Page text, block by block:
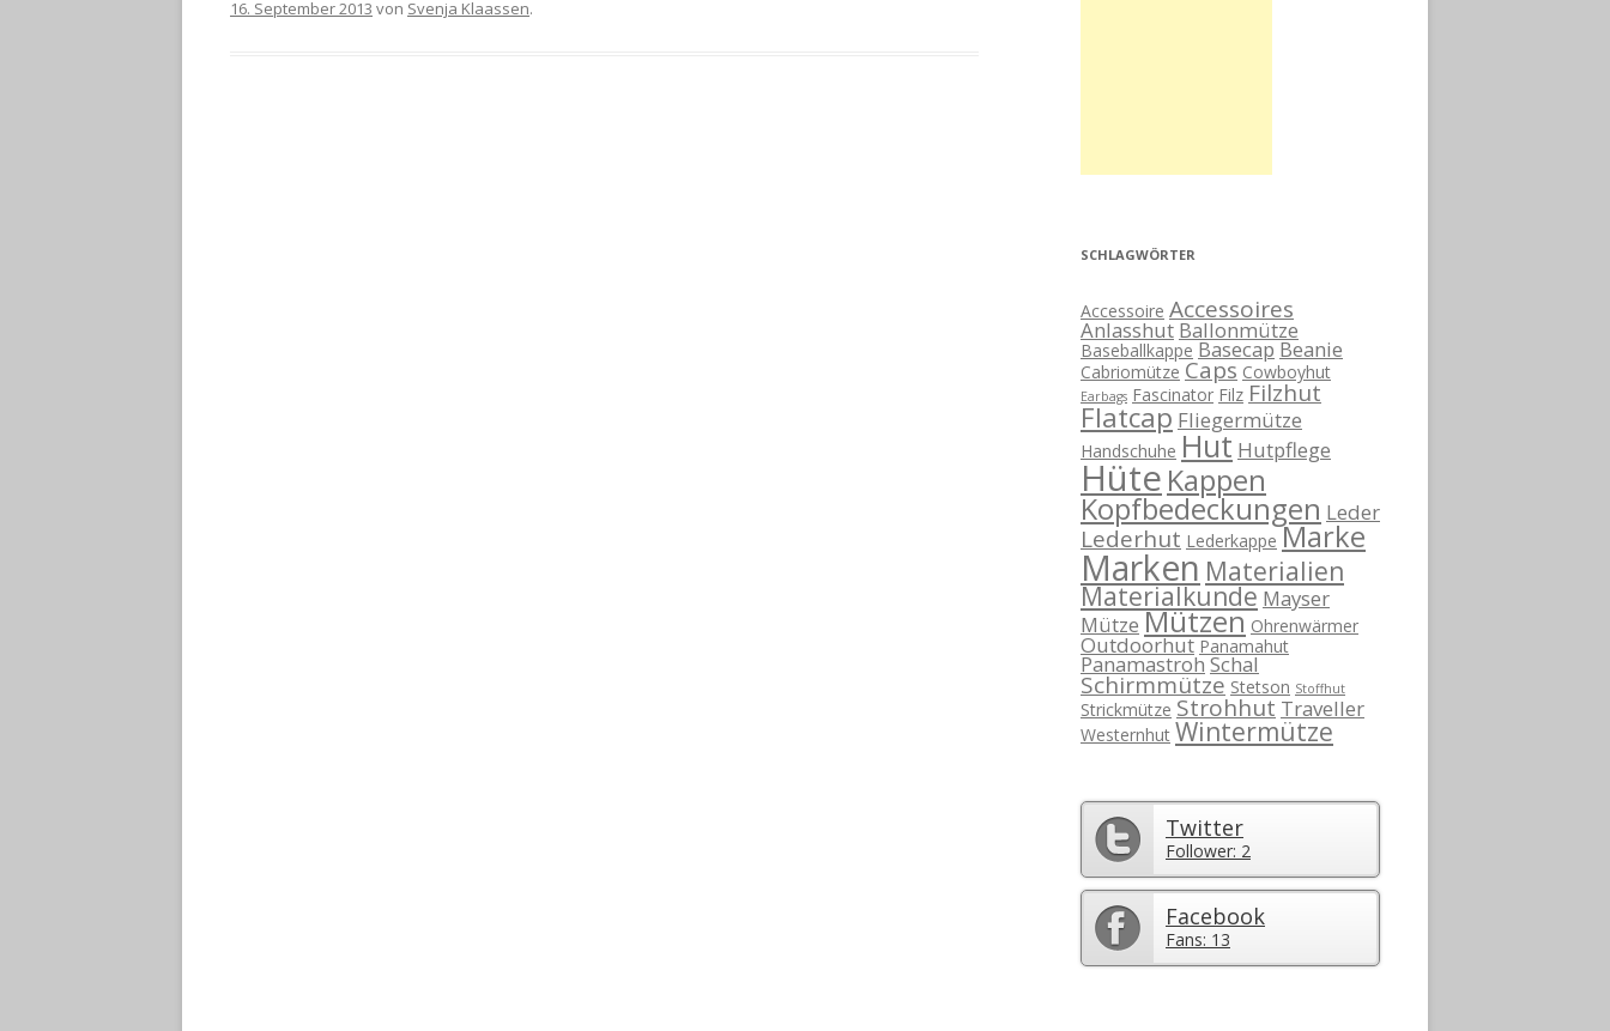
16. September 2013 von Svenja Klaassen.
SCHLAGWÖRTER
Accessoire Accessoires
Anlasshut Ballonmütze
Baseballkappe BasecapBeanie
Cabriomütze Caps Cowboyhut
Earbags Fascinator Filz Filzhut
Flatcap Fliegermütze
Handschuhe Hut Hutpflege
Hüte Kappen
Kopfbedeckungen Leder
Lederhut Lederkappe Marke
Marken Materialien
Materialkunde Mayser
Mütze Mützen Ohrenwärmer
Outdoorhut Panamahut
PanamastrohSchal
Schirmmütze Stetson Stoffhut
Strickmütze Strohhut Traveller
Westernhut Wintermütze
Twitter
Follower: 2
Facebook
Fans: 13